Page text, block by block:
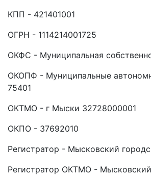
КПП - 421401001
ОГРН - 1114214001725
ОКФС - Муниципальная
ОКОПФ - Муниципальные
75401
ОКТМО - г Мыски 32728000001
ОКПО - 37692010
Регистратор - Мысковский
Регистратор ОКТМО -